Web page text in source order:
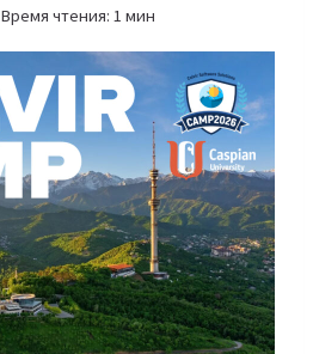
Время чтения: 1 мин